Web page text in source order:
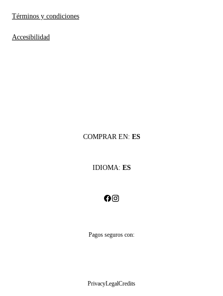
Términos y condiciones
Accesibilidad
COMPRAR EN: ES
IDIOMA: ES
Pagos seguros con:
PrivacyLegalCredits